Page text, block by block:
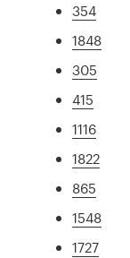
354
1848
305
415
1116
1822
865
1548
1727